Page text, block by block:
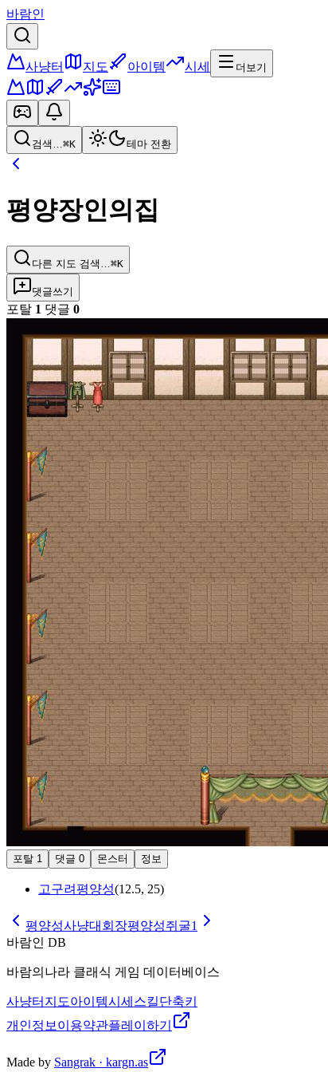
바람인
사냥터 지도 아이템 시세 더보기
검색…⌘K 테마 전환
평양장인의집
다른 지도 검색… ⌘K
댓글쓰기
포탈 1 댓글 0
포탈 1 댓글 0 몬스터 정보
고구려평양성(12.5, 25)
평양성사냥대회장평양성쥐굴1
바람인 DB
바람의나라 클래식 게임 데이터베이스
사냥터 지도아이템시세 스킬단축키
개인정보 이용약관플레이하기
Made by Sangrak · kargn.as